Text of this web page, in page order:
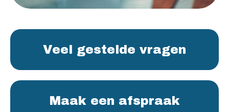
Veel gestelde vragen
Maak een afspraak